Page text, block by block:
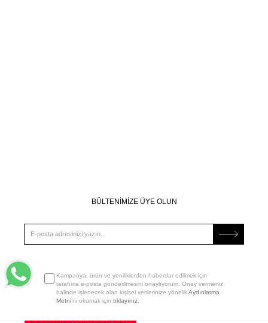
BÜLTENİMİZE ÜYE OLUN
Kampanya, ürün ve yeniliklerden haberdar edilmek için
tarafıma e-posta gönderilmesini onaylıyorum. Onay vermeniz
halinde işlenecek olan kişisel verilerinize yönelikAydınlatma
Metni’ni okumak için tıklayınız